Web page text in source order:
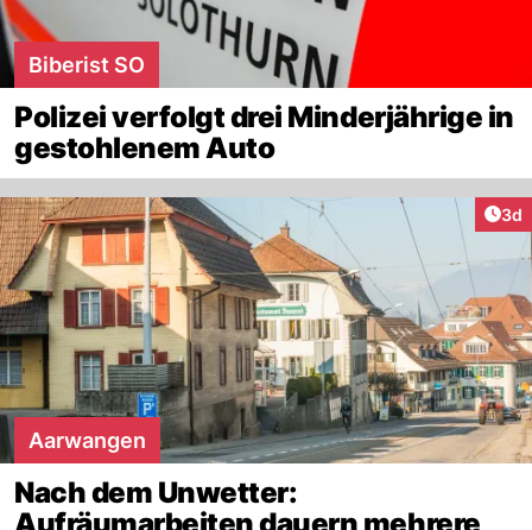
Biberist SO
Polizei verfolgt drei Minderjährige in
gestohlenem Auto
3d
Aarwangen
Nach dem Unwetter: